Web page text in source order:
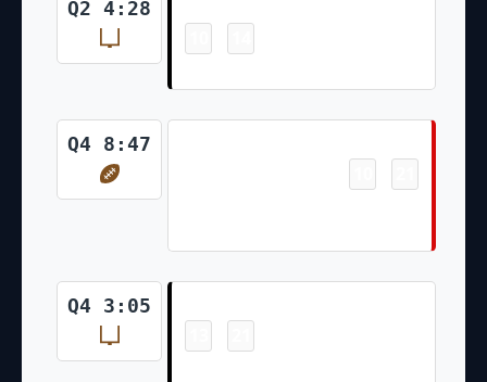
Q2 4:28
Q4 8:47
Q4 3:05